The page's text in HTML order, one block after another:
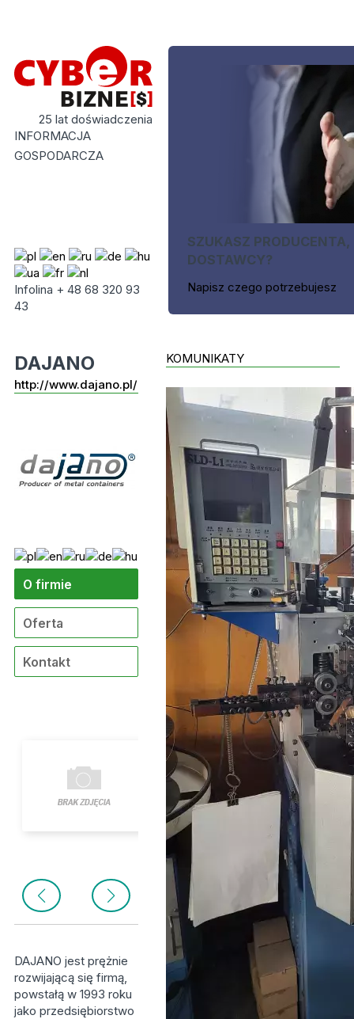
25 lat doświadczenia
INFORMACJA
GOSPODARCZA
Infolina + 48 68 320 93
43
SZUKASZ PRODUCENTA,
DOSTAWCY?
Napisz czego potrzebujesz
DAJANO
http://www.dajano.pl/
O firmie
Oferta
Kontakt
DAJANO jest prężnie
rozwijającą się firmą,
powstałą w 1993 roku
jako przedsiębiorstwo
KOMUNIKATY